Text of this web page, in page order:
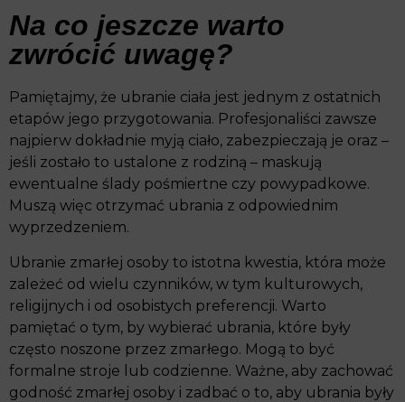
Na co jeszcze warto
zwrócić uwagę?
Pamiętajmy, że ubranie ciała jest jednym z ostatnich
etapów jego przygotowania. Profesjonaliści zawsze
najpierw dokładnie myją ciało, zabezpieczają je oraz –
jeśli zostało to ustalone z rodziną – maskują
ewentualne ślady pośmiertne czy powypadkowe.
Muszą więc otrzymać ubrania z odpowiednim
wyprzedzeniem.
Ubranie zmarłej osoby to istotna kwestia, która może
zależeć od wielu czynników, w tym kulturowych,
religijnych i od osobistych preferencji. Warto
pamiętać o tym, by wybierać ubrania, które były
często noszone przez zmarłego. Mogą to być
formalne stroje lub codzienne. Ważne, aby zachować
godność zmarłej osoby i zadbać o to, aby ubrania były